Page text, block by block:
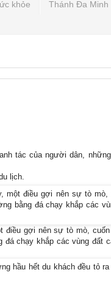
khỏe Thánh Đa Minh
tác của người dân,
lịch.
điều gợi nên sự tò mò,
chạy khắp các vùng đất